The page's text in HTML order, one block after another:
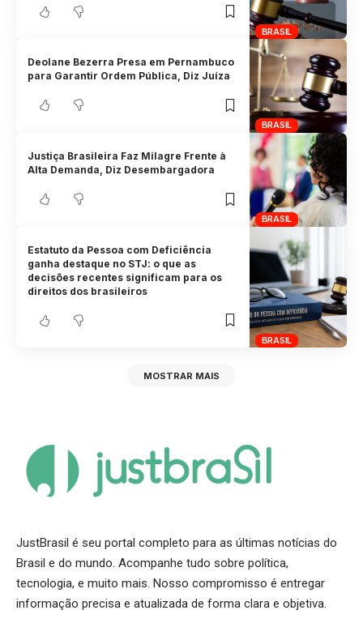
BRASIL
BRASIL
Deolane Bezerra Presa em Pernambuco
para Garantir Ordem Pública, Diz Juíza
BRASIL
Justiça Brasileira Faz Milagre Frente à
Alta Demanda, Diz Desembargadora
BRASIL
Estatuto da Pessoa com Deficiência
ganha destaque no STJ: o que as
decisões recentes significam para os
direitos dos brasileiros
MOSTRAR MAIS
JustBrasil é seu portal completo para as últimas notícias do
Brasil e do mundo. Acompanhe tudo sobre política,
tecnologia, e muito mais. Nosso compromisso é entregar
informação precisa e atualizada de forma clara e objetiva.